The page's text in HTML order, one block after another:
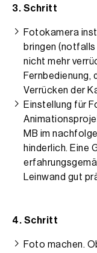
3. Schritt
Fotokamera
bringen
nicht mehr
Fernbedienung,
Verrücken der
Einstellung für
MB im
hinderlich. Eine
Leinwand gut
4. Schritt
Foto machen.